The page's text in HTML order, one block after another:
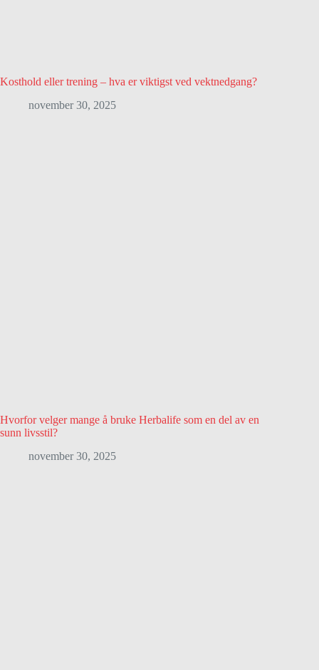
Kosthold eller trening – hva er viktigst ved vektnedgang?
november 30, 2025
Hvorfor velger mange å bruke Herbalife som en del av en
sunn livsstil?
november 30, 2025